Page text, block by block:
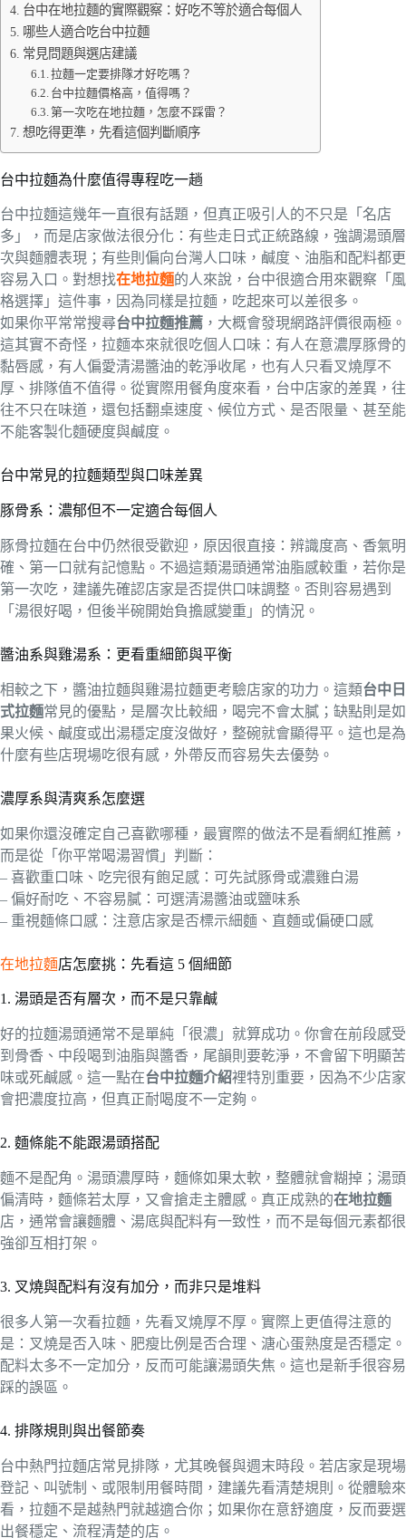
台中在地拉麵的實際觀察：好吃不等於適合每個人
哪些人適合吃台中拉麵
常見問題與選店建議
拉麵一定要排隊才好吃嗎？
台中拉麵價格高，值得嗎？
第一次吃在地拉麵，怎麼不踩雷？
想吃得更準，先看這個判斷順序
台中拉麵為什麼值得專程吃一趟
台中拉麵這幾年一直很有話題，但真正吸引人的不只是「名店
多」，而是店家做法很分化：有些走日式正統路線，強調湯頭層
次與麵體表現；有些則偏向台灣人口味，鹹度、油脂和配料都更
容易入口。對想找在地拉麵的人來說，台中很適合用來觀察「風
格選擇」這件事，因為同樣是拉麵，吃起來可以差很多。
如果你平常常搜尋台中拉麵推薦 ，大概會發現網路評價很兩極。
這其實不奇怪，拉麵本來就很吃個人口味：有人在意濃厚豚骨的
黏唇感，有人偏愛清湯醬油的乾淨收尾，也有人只看叉燒厚不
厚、排隊值不值得。從實際用餐角度來看，台中店家的差異，往
往不只在味道，還包括翻桌速度、候位方式、是否限量、甚至能
不能客製化麵硬度與鹹度。
台中常見的拉麵類型與口味差異
豚骨系：濃郁但不一定適合每個人
豚骨拉麵在台中仍然很受歡迎，原因很直接：辨識度高、香氣明
確、第一口就有記憶點。不過這類湯頭通常油脂感較重，若你是
第一次吃，建議先確認店家是否提供口味調整。否則容易遇到
「湯很好喝，但後半碗開始負擔感變重」的情況。
醬油系與雞湯系：更看重細節與平衡
相較之下，醬油拉麵與雞湯拉麵更考驗店家的功力。這類台中日
式拉麵常見的優點，是層次比較細，喝完不會太膩；缺點則是如
果火候、鹹度或出湯穩定度沒做好，整碗就會顯得平。這也是為
什麼有些店現場吃很有感，外帶反而容易失去優勢。
濃厚系與清爽系怎麼選
如果你還沒確定自己喜歡哪種，最實際的做法不是看網紅推薦，
而是從「你平常喝湯習慣」判斷：
– 喜歡重口味、吃完很有飽足感：可先試豚骨或濃雞白湯
– 偏好耐吃、不容易膩：可選清湯醬油或鹽味系
– 重視麵條口感：注意店家是否標示細麵、直麵或偏硬口感
在地拉麵店怎麼挑：先看這 5 個細節
1. 湯頭是否有層次，而不是只靠鹹
好的拉麵湯頭通常不是單純「很濃」就算成功。你會在前段感受
到骨香、中段喝到油脂與醬香，尾韻則要乾淨，不會留下明顯苦
味或死鹹感。這一點在台中拉麵介紹裡特別重要，因為不少店家
會把濃度拉高，但真正耐喝度不一定夠。
2. 麵條能不能跟湯頭搭配
麵不是配角。湯頭濃厚時，麵條如果太軟，整體就會糊掉；湯頭
偏清時，麵條若太厚，又會搶走主體感。真正成熟的在地拉麵
店，通常會讓麵體、湯底與配料有一致性，而不是每個元素都很
強卻互相打架。
3. 叉燒與配料有沒有加分，而非只是堆料
很多人第一次看拉麵，先看叉燒厚不厚。實際上更值得注意的
是：叉燒是否入味、肥瘦比例是否合理、溏心蛋熟度是否穩定。
配料太多不一定加分，反而可能讓湯頭失焦。這也是新手很容易
踩的誤區。
4. 排隊規則與出餐節奏
台中熱門拉麵店常見排隊，尤其晚餐與週末時段。若店家是現場
登記、叫號制、或限制用餐時間，建議先看清楚規則。從體驗來
看，拉麵不是越熱門就越適合你；如果你在意舒適度，反而要選
出餐穩定、流程清楚的店。